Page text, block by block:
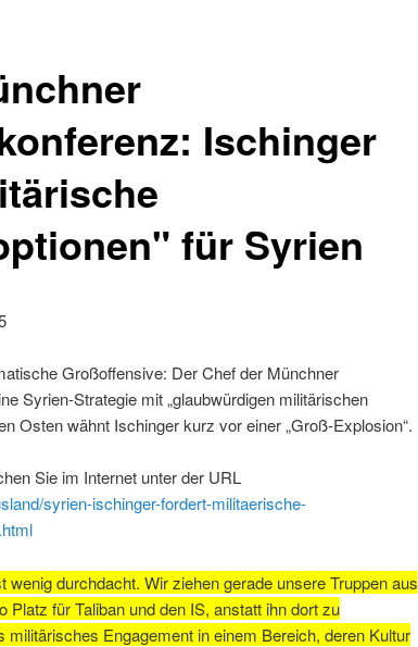
Ischinger
für Syrien
Großoffensive: Der Chef der Münchner
Syrien-Strategie mit „glaubwürdigen militärischen
Osten wähnt Ischinger kurz vor einer „Groß-Explosion“.
Sie im Internet unter der URL
syrien-ischinger-fordert-militaerische-
durchdacht. Wir ziehen gerade unsere Truppen aus
Platz für Taliban und den IS, anstatt ihn dort zu
militärisches Engagement in einem Bereich, deren Kultur